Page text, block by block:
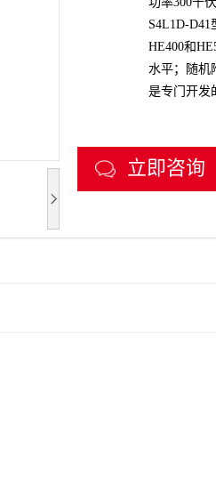
S4L1D-
HE400和
水平；随机
是专门开发
立即咨询